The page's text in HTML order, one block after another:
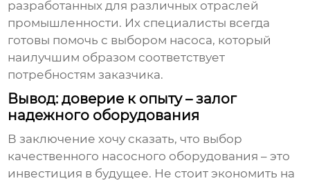
разработанных для различных отраслей
промышленности. Их специалисты всегда
готовы помочь с выбором насоса, который
наилучшим образом соответствует
потребностям заказчика.
Вывод: доверие к опыту – залог
надежного оборудования
В заключение хочу сказать, что выбор
качественного насосного оборудования – это
инвестиция в будущее. Не стоит экономить на